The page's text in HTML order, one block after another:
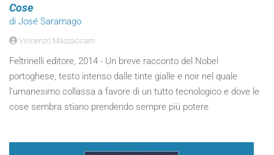
Cose
di José Saramago
Vincenzo Mazzaccaro
Feltrinelli editore, 2014 - Un breve racconto del Nobel
portoghese, testo intenso dalle tinte gialle e noir nel quale
l’umanesimo collassa a favore di un tutto tecnologico e dove le
cose sembra stiano prendendo sempre più potere.